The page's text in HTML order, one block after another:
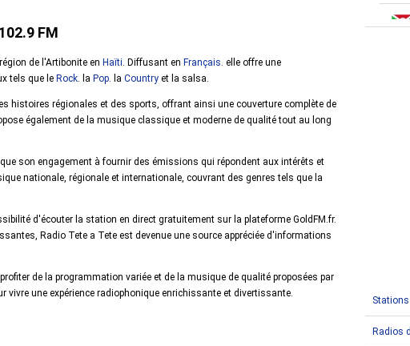
FM
de l'Artibonite en Haïti. Diffusant en Français. elle offre une
tels que le Rock. la Pop. la Country et la salsa.
histoires régionales et des sports, offrant ainsi une couverture complète de
également de la musique classique et moderne de qualité tout au long
son engagement à fournir des émissions qui répondent aux intérêts et
nationale, régionale et internationale, couvrant des genres tels que la
d'écouter la station en direct gratuitement sur la plateforme GoldFM.fr.
Radio Tete a Tete est devenue une source appréciée d'informations
de la programmation variée et de la musique de qualité proposées par
vivre une expérience radiophonique enrichissante et divertissante.
Radios